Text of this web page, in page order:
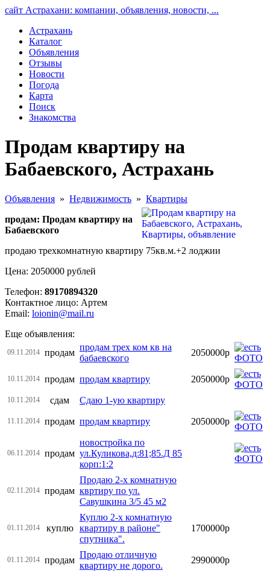
сайт Астрахани: компании, объявления, новости, ...
Астрахань
Каталог
Объявления
Отзывы
Новости
Погода
Карта
Поиск
Знакомства
Продам квартиру на
Бабаевского, Астрахань
Объявления » Недвижимость » Квартиры
продам: Продам квартиру на
Бабаевского
продаю трехкомнатную квартиру 75кв.м.+2 лоджии
Цена: 2050000 рублей
Телефон: 89170894320
Контактное лицо: Артем
Email: loionin@mail.ru
Еще объявления:
09.11.2014 продам
продам трех ком кв на
бабаевского
2050000р
10.11.2014 продам продам квартиру 2050000р
10.11.2014 сдам Сдаю 1-ую квартиру
11.11.2014 продам продам квартиру 2050000р
06.11.2014 продам
новостройка по
ул.Куликова,д:81;85.Д 85
корп:1:2
02.11.2014 продам
Продаю 2-х комнатную
квртиру по ул.
Савушкина 3/5 45 м2
01.11.2014 куплю
Куплю 2-х комнатную
квартиру в районе"
спутника".
1700000р
01.11.2014 продам
Продаю отличную
квартиру не дорого.
2990000р